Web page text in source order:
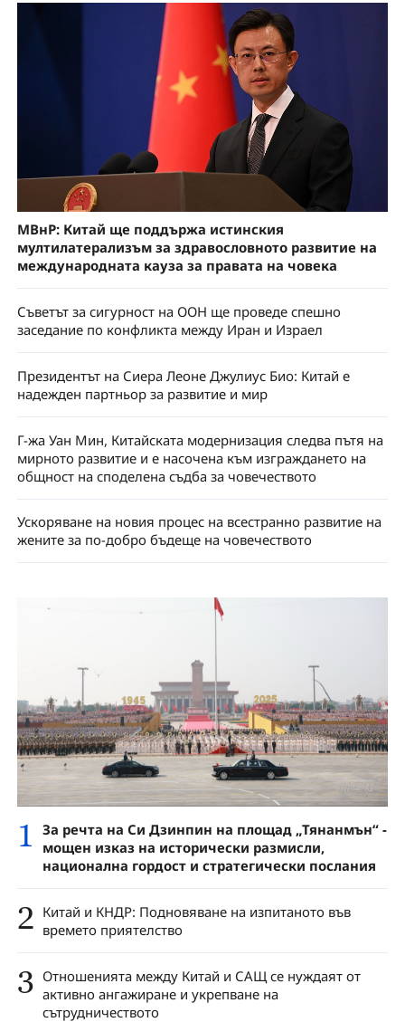
МВнР: Китай ще поддържа истинския
мултилатерализъм за здравословното развитие на
международната кауза за правата на човека
Съветът за сигурност на ООН ще проведе спешно
заседание по конфликта между Иран и Израел
Президентът на Сиера Леоне Джулиус Биo: Китай е
надежден партньор за развитие и мир
Г-жа Уан Мин, Китайската модернизация следва пътя на
мирното развитие и е насочена към изграждането на
общност на споделена съдба за човечеството
Ускоряване на новия процес на всестранно развитие на
жените за по-добро бъдеще на човечеството
1 За речта на Си Дзинпин на площад „Тянанмън“ -
мощен изказ на исторически размисли,
национална гордост и стратегически послания
2 Китай и КНДР: Подновяване на изпитаното във
времето приятелство
3 Отношенията между Китай и САЩ се нуждаят от
активно ангажиране и укрепване на
сътрудничеството